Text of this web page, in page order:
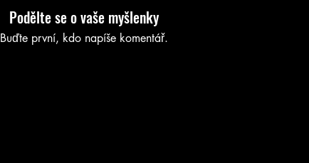
Podělte se o vaše myšlenky
Buďte první, kdo napíše komentář.